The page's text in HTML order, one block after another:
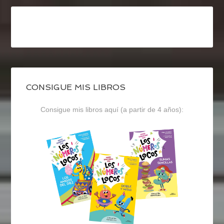
CONSIGUE MIS LIBROS
Consigue mis libros aquí (a partir de 4 años):